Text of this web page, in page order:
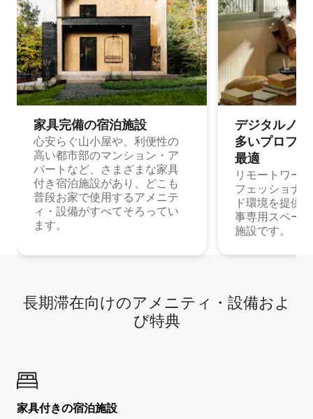
家具完備の宿⁠泊⁠施⁠設
心安らぐ山小屋や、利便性の
高い都市部のマンション・ア
パートなど、さまざまな家具
付き宿泊施設があり、どこも
普段お家で使用するアメニテ
ィ・設備がすべてそろってい
ます。
デジタルノ
多⁠いプ⁠ロ⁠フ⁠
最⁠適
リモートワー
フェッショナ
ド環境を提供
事専用スペー
施設です。
長期滞在向け⁠のア⁠メ⁠ニ⁠テ⁠ィ⁠・設⁠備⁠およ
び特⁠典
家具付き⁠の宿⁠泊⁠施⁠設